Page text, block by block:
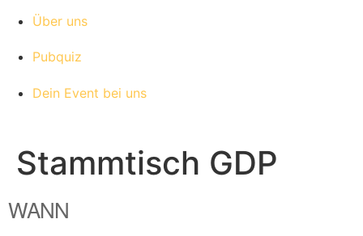
Über uns
Pubquiz
Dein Event bei uns
Stammtisch GDP
WANN